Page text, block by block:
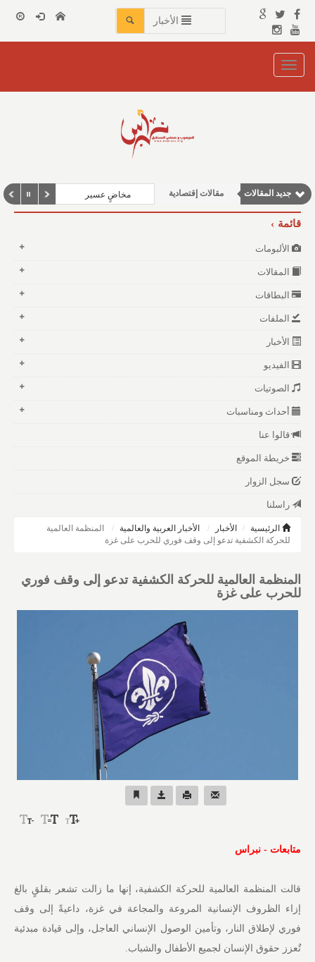
الأخبار
Toggle
navigation
جديد المقالات مقالات إقتصادية
وطنية
مخاضٍ عسير
قائمة
الألبومات
المقالات
البطاقات
الملفات
الأخبار
الفيديو
الصوتيات
أحداث ومناسبات
قالوا عنا
خريطة الموقع
سجل الزوار
راسلنا
الرئيسية الأخبار الأخبار العربية والعالمية
المنظمة العالمية
للحركة الكشفية تدعو إلى وقف فوري للحرب على غزة
المنظمة العالمية للحركة الكشفية تدعو إلى وقف فوري
للحرب على غزة
متابعات - نبراس
قالت المنظمة العالمية للحركة الكشفية، إنها ما زالت تشعر بقلقٍ بالغ
إزاء الظروف الإنسانية المروعة والمجاعة في غزة، داعيةً إلى وقف
فوري لإطلاق النار، وتأمين الوصول الإنساني العاجل، وإلى قيادة مبدئية
تٌعزز حقوق الإنسان لجميع الأطفال والشباب.